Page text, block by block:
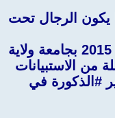
يكون الرجال تحت
وأخيرا، طلبت دراسة أجريت عام 2015 بجامعة ولاية
من الاستبيانات
#الذكورة في